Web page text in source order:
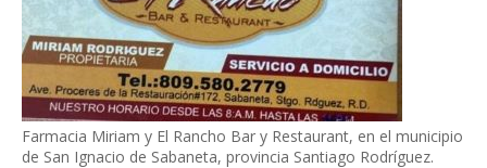
Farmacia Miriam y El Rancho Bar y Restaurant, en el municipio
de San Ignacio de Sabaneta, provincia Santiago Rodríguez.